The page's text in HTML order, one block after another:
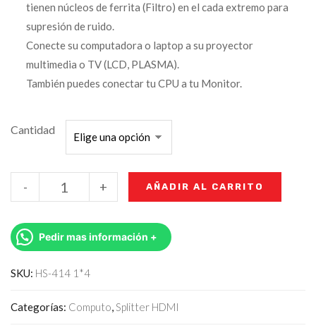
tienen núcleos de ferrita (Filtro) en el cada extremo para
supresión de ruido.
Conecte su computadora o laptop a su proyector
multimedia o TV (LCD, PLASMA).
También puedes conectar tu CPU a tu Monitor.
Cantidad
+
- AÑADIR AL CARRITO
Pedir mas información +
SKU: HS-414 1*4
Categorías: Computo,Splitter HDMI